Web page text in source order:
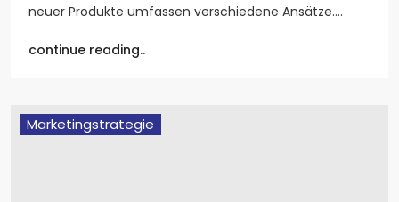
neuer Produkte umfassen verschiedene Ansätze.…
continue reading..
Marketingstrategie